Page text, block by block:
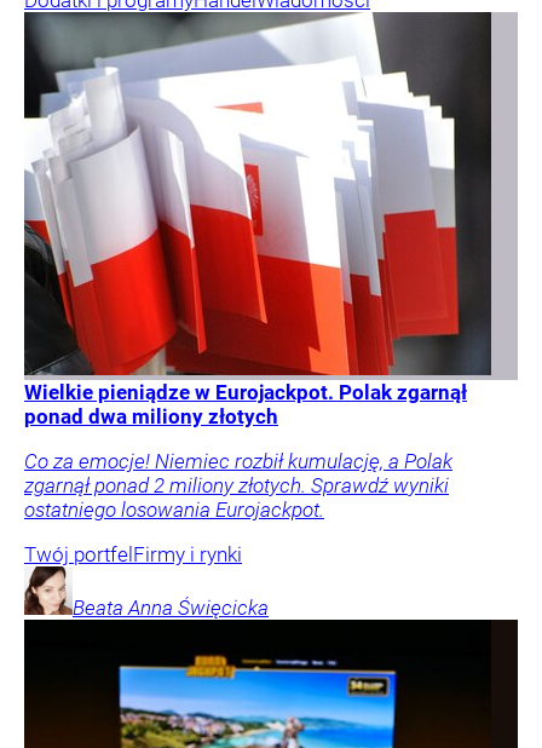
Wielkie pieniądze w Eurojackpot. Polak zgarnął
ponad dwa miliony złotych
Co za emocje! Niemiec rozbił kumulację, a Polak
zgarnął ponad 2 miliony złotych. Sprawdź wyniki
ostatniego losowania Eurojackpot.
Twój portfel Firmy i rynki
Beata Anna Święcicka